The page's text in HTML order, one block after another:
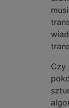
Czy